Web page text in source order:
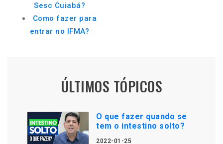
Sesc Cuiabá?
Como fazer para
entrar no IFMA?
ÚLTIMOS TÓPICOS
O que fazer quando se
tem o intestino solto?
2022-01-25